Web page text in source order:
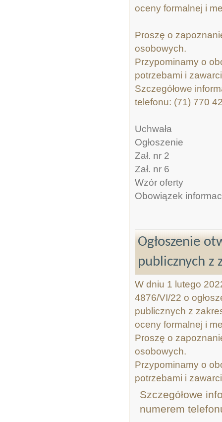
oceny formalnej i
Proszę o
osobowych.
Przypominamy o
potrzebami i
Szczegółowe
telefonu: (71) 770
Uchwała
Ogłoszenie
Zał. nr 2
Zał. nr 6
Wzór oferty
Obowiązek
Ogłoszenie
publicznych z
W dniu 1 lutego
4876/VI/22 o
publicznych z
oceny formalnej i
Proszę o
osobowych.
Przypominamy o
potrzebami i
Szczegółowe
numerem